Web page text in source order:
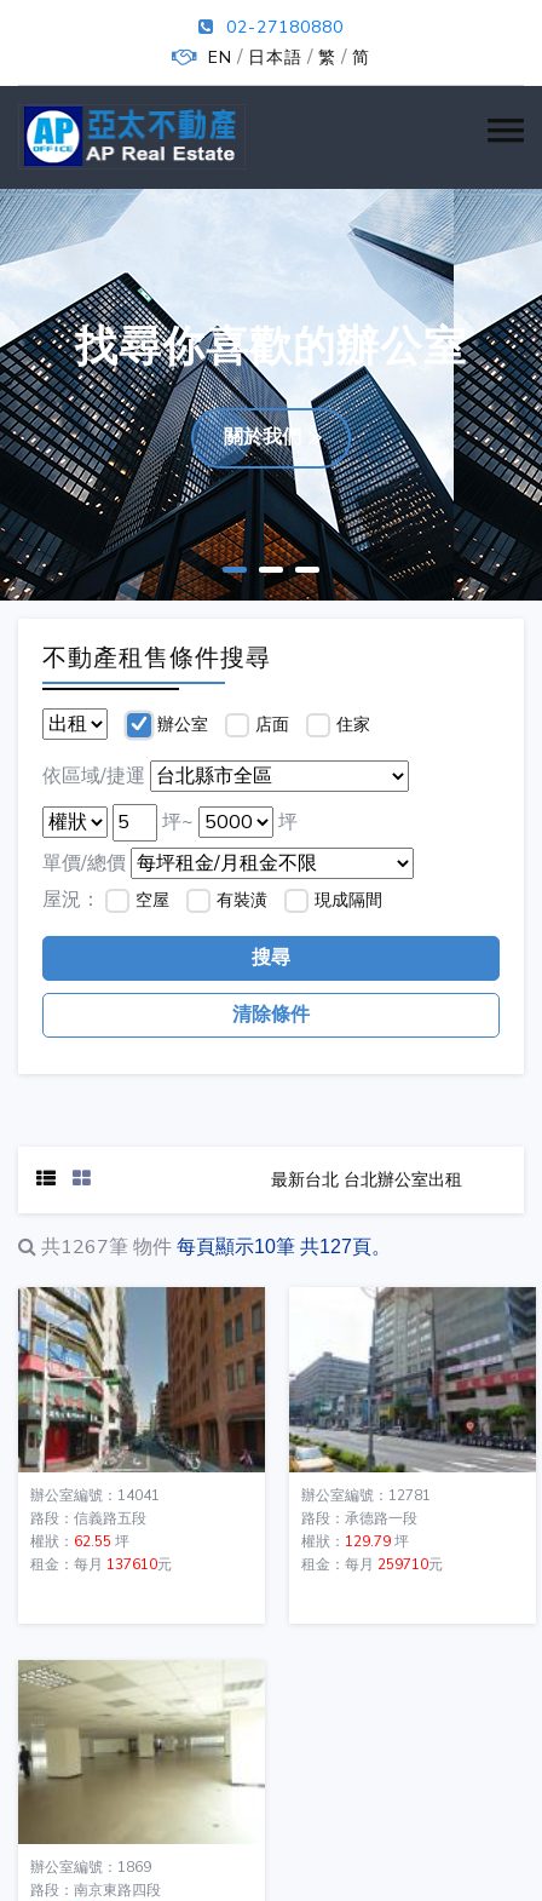
02-27180880
EN / 日本語 / 繁 / 简
找尋你喜歡的辦公室
關於我們
不動產租售條件搜尋
辦公室 店面 住家
依區域/捷運
坪~
坪
單價/總價
屋況：
空屋 有裝潢 現成隔間
搜尋
清除條件
最新台北 台北辦公室出租
共1267筆 物件 每頁顯示10筆 共127頁。
辦公室編號：14041
路段：信義路五段
權狀： 62.55 坪
租金：每月 137610元
辦公室編號：12781
路段：承德路一段
權狀： 129.79坪
租金：每月 259710元
辦公室編號：1869
路段：南京東路四段